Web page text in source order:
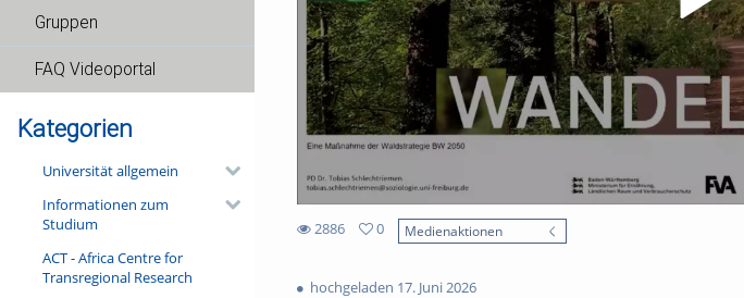
Gruppen
FAQ Videoportal
Kategorien
Universität allgemein
Informationen zum
Studium
ACT - Africa Centre for
Transregional Research
2886
views
0
Medienaktionen
hochgeladen 17. Juni 2026